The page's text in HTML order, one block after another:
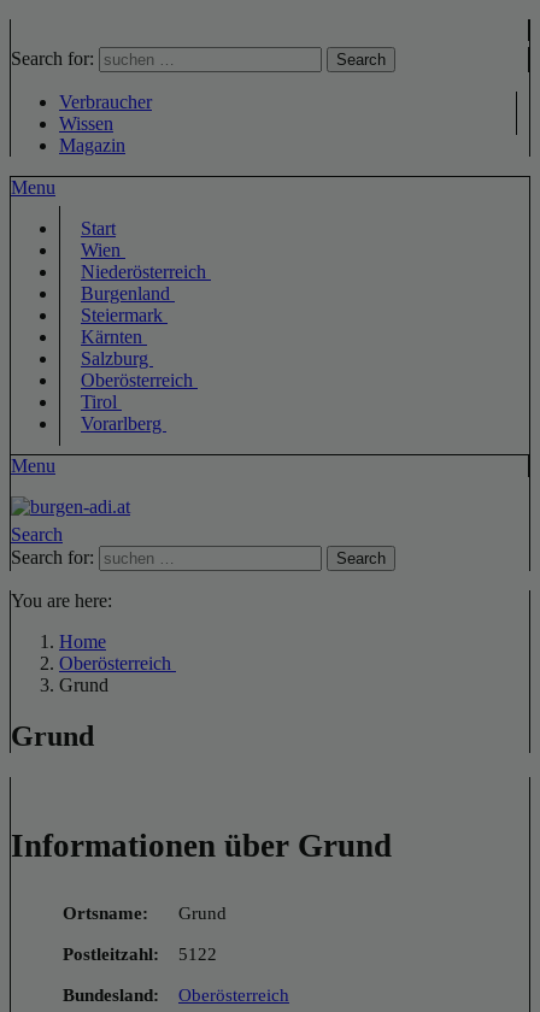
Search for: Search
Verbraucher
Wissen
Magazin
Menu
Start
Wien
Niederösterreich
Burgenland
Steiermark
Kärnten
Salzburg
Oberösterreich
Tirol
Vorarlberg
Menu
Search
Search for:
Search
You are here:
Home
Oberösterreich
Grund
Grund
Informationen über Grund
Ortsname: Grund
Postleitzahl: 5122
Bundesland: Oberösterreich